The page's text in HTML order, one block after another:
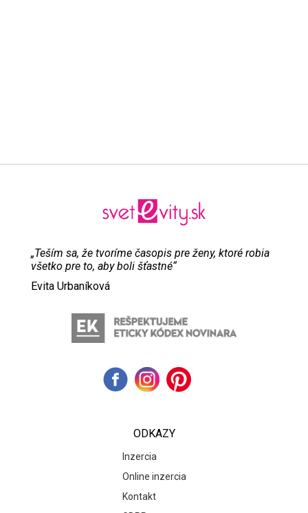
„Teším sa, že tvoríme časopis pre ženy, ktoré robia
všetko pre to, aby boli šťastné“
Evita Urbaníková
ODKAZY
Inzercia
Online inzercia
Kontakt